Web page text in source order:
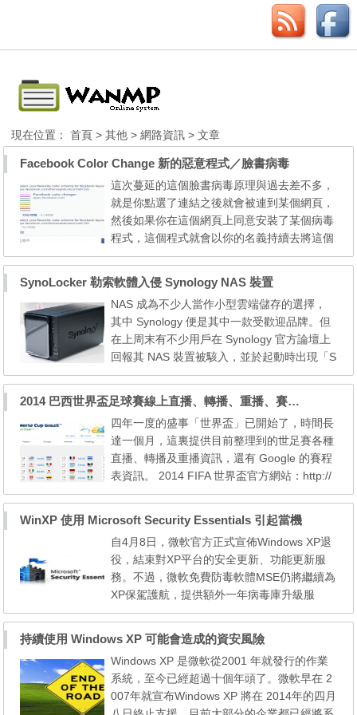
現在位置：首頁 >其他 >網路資訊 > 文章
Facebook Color Change 新的惡意程式／臉書病毒
這次蔓延的這個臉書病毒原理與過去差不多，
就是你點選了連結之後就會被連到某個網頁，
然後如果你在這個網頁上同意安裝了某個病毒
程式，這個程式就會以你的名義持續去將這個
臉書病毒連結散佈出去，造成病毒的擴散，但
且取得的權限超級多，幾乎只要授權給他，就
可以完全幫你操作你的 Facebook 了。 這個
病毒作者 Vlada Rappix 有另外申請一個Youtu
be頻道，裡頭影...
SynoLocker 勒索軟體入侵 Synology NAS 裝置
NAS 成為不少人當作小型雲端儲存的選擇，
其中 Synology 便是其中一款受歡迎品牌。但
在上周末有不少用戶在 Synology 官方論壇上
回報其 NAS 裝置被駭入，並於起動時出現「S
ynoLocker 自動解密服務」，並指「在此 NSA
加密」。相信是一宗大規模的綁架案。 據用
戶在官方論壇上回報稱，他們被要求繳交 0.6
Bitcoins (約為 $2,700 港元) 以換取其「鎖
匙」，若然用戶拒...
2014 巴西世界盃足球賽線上直播、轉播、重播、賽程表資訊，更新 @ Jul 13, 2014
四年一度的盛事「世界盃」已開始了，時間長
達一個月，這裏提供目前整理到的世足賽各種
直播、轉播及重播資訊，還有 Google 的賽程
表資訊。 2014 FIFA 世界盃官方網站：http://
www.fifa.com/ 世界盃賽程表 Google：https://
s://hk.sports.yahoo.com/football/world-cup/
騰訊QQ：http://2014.qq.com/ 線上直播、轉
播、重播資訊 手機APP：FIFA官方 (Android
版，iOS版)...
WinXP 使用 Microsoft Security Essentials 引起當機
自4月8日，微軟官方正式宣佈Windows XP退
役，結束對XP平台的安全更新、功能更新服
務。不過，微軟免費防毒軟體MSE仍將繼續為
XP保駕護航，提供額外一年病毒庫升級服
務。但好景不長，不少XP使用者發現電腦莫
名卡頓，甚至卡出翔。 Windows XP 雖然停止
支援，但其實 MS 仍為裡頭的防 Malware 軟
件 Micrsoft Security Essentials (MSE) 提供定
義更新，可是於前天的更新檔中有 bug， 導
致用戶的 Windows XP 當機...
持續使用 Windows XP 可能會造成的資安風險
Windows XP 是微軟從2001 年就發行的作業
系統，至今已經超過十個年頭了。微軟早在 2
007年就宣布Windows XP 將在 2014年的四月